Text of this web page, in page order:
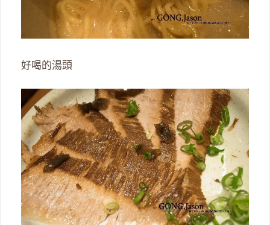
好喝的湯頭